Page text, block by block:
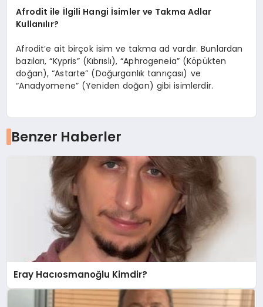
Afrodit ile İlgili Hangi İsimler ve Takma Adlar
Kullanılır?
Afrodit’e ait birçok isim ve takma ad vardır. Bunlardan
bazıları, “Kypris” (Kıbrıslı), “Aphrogeneia” (Köpükten
doğan), “Astarte” (Doğurganlık tanrıçası) ve
“Anadyomene” (Yeniden doğan) gibi isimlerdir.
Benzer Haberler
Eray Hacıosmanoğlu Kimdir?